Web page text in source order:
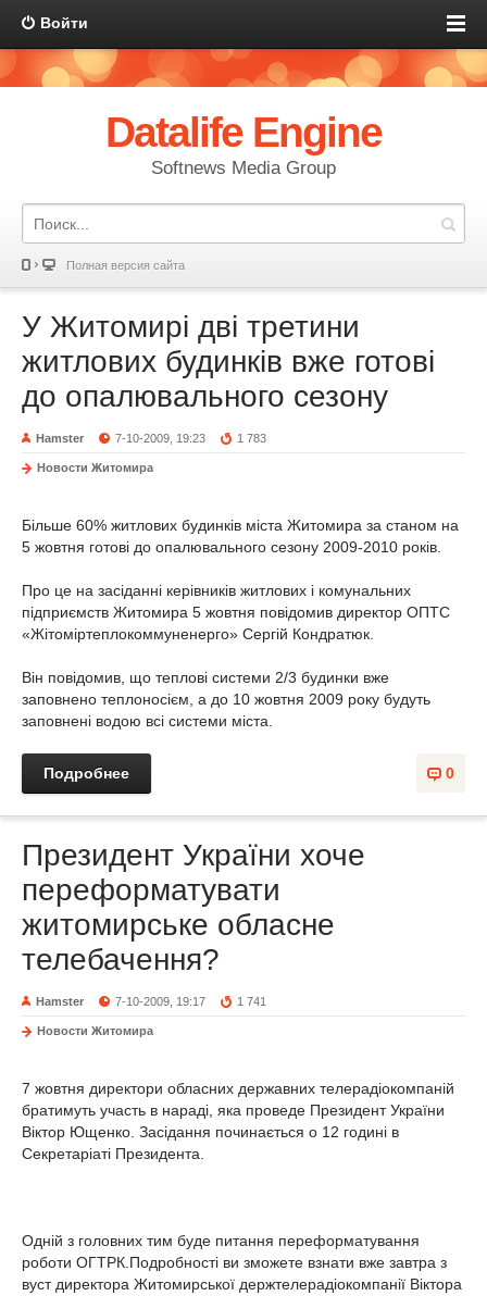
Войти
Datalife Engine
Softnews Media Group
Полная версия сайта
У Житомирі дві третини
житлових будинків вже готові
до опалювального сезону
Hamster 7-10-2009, 19:23 1 783
Новости Житомира
Більше 60% житлових будинків міста Житомира за станом на
5 жовтня готові до опалювального сезону 2009-2010 років.
Про це на засіданні керівників житлових і комунальних
підприємств Житомира 5 жовтня повідомив директор ОПТС
«Жітоміртеплокоммуненерго» Сергій Кондратюк.
Він повідомив, що теплові системи 2/3 будинки вже
заповнено теплоносієм, а до 10 жовтня 2009 року будуть
заповнені водою всі системи міста.
0
Подробнее
Президент України хоче
переформатувати
житомирське обласне
телебачення?
Hamster 7-10-2009, 19:17 1 741
Новости Житомира
7 жовтня директори обласних державних телерадіокомпаній
братимуть участь в нараді, яка проведе Президент України
Віктор Ющенко. Засідання починається о 12 годині в
Секретаріаті Президента.
Одній з головних тим буде питання переформатування
роботи ОГТРК.Подробності ви зможете взнати вже завтра з
вуст директора Житомирської держтелерадіокомпанії Віктора